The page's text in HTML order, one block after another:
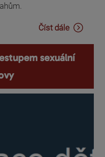
Číst dále
sexuální